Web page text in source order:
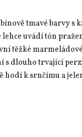
tmavé barvy s
uvádí tón
těžké
s dlouho trvající
hodí k srnčímu a